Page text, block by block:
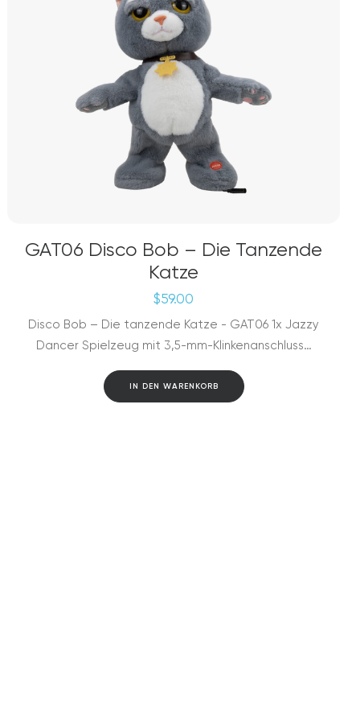
GAT06 Disco Bob – Die Tanzende
Katze
$59.00
Disco Bob – Die tanzende Katze - GAT06 1x Jazzy
Dancer Spielzeug mit 3,5-mm-Klinkenanschluss…
IN DEN WARENKORB